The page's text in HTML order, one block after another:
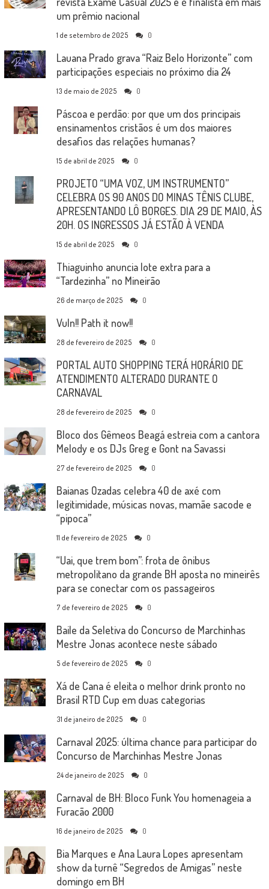
um prêmio nacional
1 de setembro de 2025 0
Lauana Prado grava “Raiz Belo Horizonte” com
participações especiais no próximo dia 24
13 de maio de 2025 0
Páscoa e perdão: por que um dos principais
ensinamentos cristãos é um dos maiores
desafios das relações humanas?
15 de abril de 2025 0
PROJETO “UMA VOZ, UM INSTRUMENTO”
CELEBRA OS 90 ANOS DO MINAS TÊNIS CLUBE,
APRESENTANDO LÔ BORGES. DIA 29 DE MAIO, ÀS
20H. OS INGRESSOS JÁ ESTÃO À VENDA
15 de abril de 2025 0
Thiaguinho anuncia lote extra para a
“Tardezinha” no Mineirão
26 de março de 2025 0
Vuln!! Path it now!!
28 de fevereiro de 2025 0
PORTAL AUTO SHOPPING TERÁ HORÁRIO DE
ATENDIMENTO ALTERADO DURANTE O
CARNAVAL
28 de fevereiro de 2025 0
Bloco dos Gêmeos Beagá estreia com a cantora
Melody e os DJs Greg e Gont na Savassi
27 de fevereiro de 2025 0
Baianas Ozadas celebra 40 de axé com
legitimidade, músicas novas, mamãe sacode e
“pipoca”
11 de fevereiro de 2025 0
“Uai, que trem bom”: frota de ônibus
metropolitano da grande BH aposta no mineirês
para se conectar com os passageiros
7 de fevereiro de 2025 0
Baile da Seletiva do Concurso de Marchinhas
Mestre Jonas acontece neste sábado
5 de fevereiro de 2025 0
Xá de Cana é eleita o melhor drink pronto no
Brasil RTD Cup em duas categorias
31 de janeiro de 2025 0
Carnaval 2025: última chance para participar do
Concurso de Marchinhas Mestre Jonas
24 de janeiro de 2025 0
Carnaval de BH: Bloco Funk You homenageia a
Furacão 2000
16 de janeiro de 2025 0
Bia Marques e Ana Laura Lopes apresentam
show da turnê “Segredos de Amigas” neste
domingo em BH